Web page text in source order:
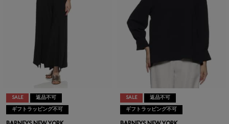
SALE 返品不可
ギフトラッピング不可
SALE 返品不可
ギフトラッピング不可